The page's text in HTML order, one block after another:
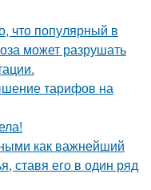
что популярный в
может разрушать
тарифов на
как важнейший
ставя его в один ряд